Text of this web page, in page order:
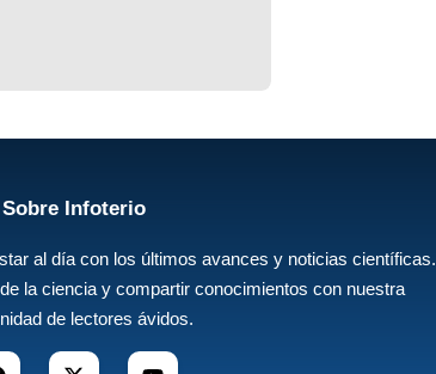
Sobre Infoterio
al día con los últimos avances y noticias científicas.
la ciencia y compartir conocimientos con nuestra
de lectores ávidos.